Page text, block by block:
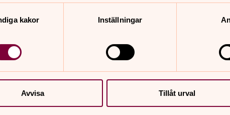
kakor
Inställningar
Avvisa Tillåt urval